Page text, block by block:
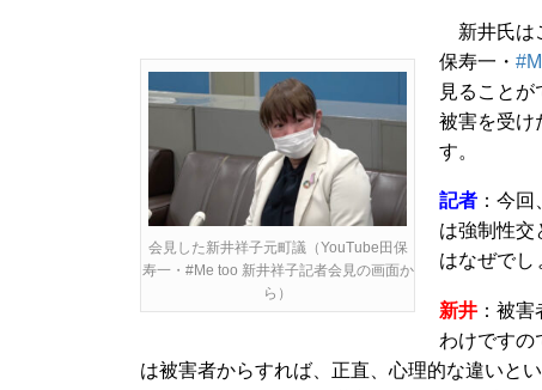
会見した新井祥子元町議（YouTube田保
寿一・#Me too 新井祥子記者会見の画面か
ら）
新井氏は
保寿一・
見ること
被害を受け
す。
記者 ：今
は強制性交
はなぜでし
新井 ：被
わけですの
は被害者からすれば、正直、心理的な違いと